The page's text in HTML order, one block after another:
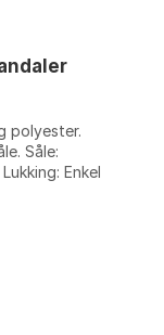
polyester.
Såle:
Enkel